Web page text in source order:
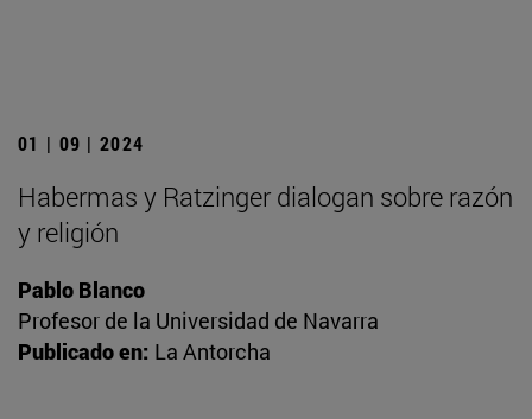
01 | 09 | 2024
Habermas y Ratzinger dialogan sobre razón
y religión
Pablo Blanco
Profesor de la Universidad de Navarra
Publicado en: La Antorcha